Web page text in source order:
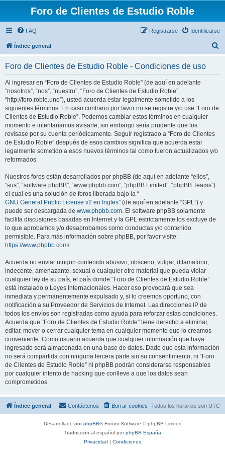
Foro de Clientes de Estudio Roble
FAQ Identificarse
Registrarse
Índice general
Foro de Clientes de Estudio Roble - Condiciones de uso
Al ingresar en “Foro de Clientes de Estudio Roble” (de aquí en adelante
“nosotros”, “nos”, “nuestro”, “Foro de Clientes de Estudio Roble”,
“http://foro.roble.uno”), usted acuerda estar legalmente sometido a los
siguientes términos. En caso contrario por favor no se registre y/o use “Foro de
Clientes de Estudio Roble”. Podemos cambiar estos términos en cualquier
momento e intentaríamos avisarle, sin embargo sería prudente que los
revisase por su cuenta periódicamente. Seguir registrado a “Foro de Clientes
de Estudio Roble” después de esos cambios significa que acuerda estar
legalmente sometido a esos nuevos términos tal como fueron actualizados y/o
reformados.
Nuestros foros están desarrollados por phpBB (de aquí en adelante “ellos”,
“sus”, “software phpBB”, “www.phpbb.com”, “phpBB Limited”, “phpBB Teams”)
el cual es una solución de foros liberada bajo la “
GNU General Public License v2 en Ingles” (de aquí en adelante “GPL”) y
puede ser descargada de www.phpbb.com. El software phpBB solamente
facilita discusiones basadas en Internet y la GPL estrictamente los excluye de
lo que aprobamos y/o desaprobamos como conductas y/o contenido
permisible. Para más información sobre phpBB, por favor visite:
https://www.phpbb.com/.
Acuerda no enviar ningun contenido abusivo, obsceno, vulgar, difamatorio,
indecente, amenazante, sexual o cualquier otro material que pueda violar
cualquier ley de su país, el país donde “Foro de Clientes de Estudio Roble”
está instalado o Leyes Internacionales. Hacer eso provocará que sea
inmediata y permanentemente expulsado y, si lo creemos oportuno, con
notificación a su Proveedor de Servicios de Internet. Las direcciones IP de
todos los envíos son registradas como ayuda para reforzar estas condiciones.
Acuerda que “Foro de Clientes de Estudio Roble” tiene derecho a eliminar,
editar, mover o cerrar cualquier tema en cualquier momento que lo creamos
conveniente. Como usuario acuerda que cualquier información que haya
ingresado será almacenada en una base de datos. Dado que esta información
no será compartida con ninguna tercera parte sin su consentimiento, ni “Foro
de Clientes de Estudio Roble” ni phpBB podrán considerarse responsables
por cualquier intento de hacking que conlleve a que los datos sean
comprometidos.
Índice general Todos los horarios son UTC
Borrar cookies
Contáctenos
Desarrollado porphpBB® Forum Software © phpBB Limited
Traducción al español porphpBB España
Privacidad | Condiciones